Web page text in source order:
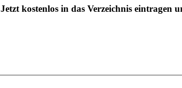
Jetzt kostenlos in das Verzeichnis eintragen